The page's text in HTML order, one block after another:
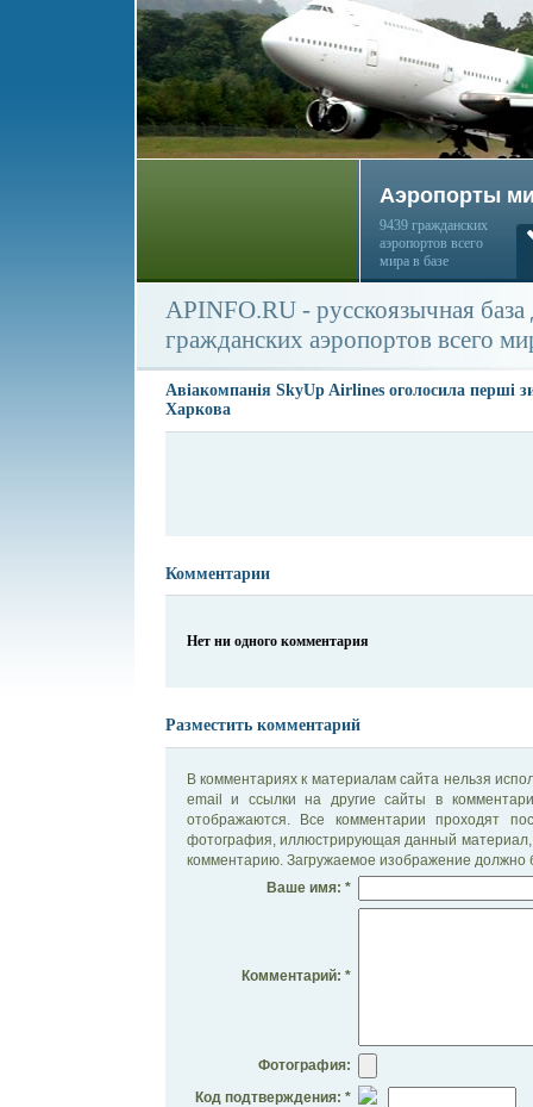
Аэропорты
9439 гражданских
аэропортов всего
мира в базе
APINFO.RU - русскоязычная
гражданских аэропортов всего
Авіакомпанія SkyUp Airlines оголосила перші
Харкова
Комментарии
Нет ни одного комментария
Разместить комментарий
В комментариях к материалам сайта нельзя
email и ссылки на другие сайты в
отображаются. Все комментарии проходят
фотография, иллюстрирующая данный материал,
комментарию. Загружаемое изображение должно
Ваше имя: *
Комментарий: *
Фотография:
Код подтверждения: *